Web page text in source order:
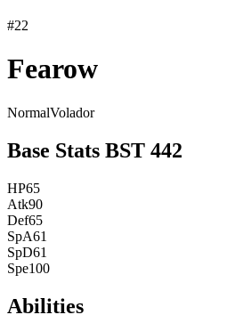
#22
Fearow
NormalVolador
Base Stats BST 442
HP65
Atk90
Def65
SpA61
SpD61
Spe100
Abilities